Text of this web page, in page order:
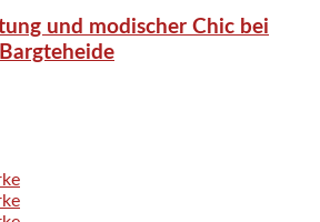
und modischer Chic bei